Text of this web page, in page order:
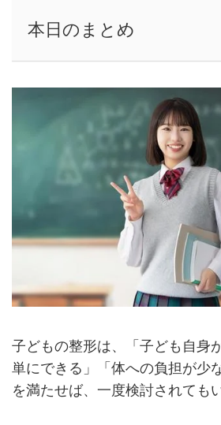
本日のまとめ
子どもの整形は、「子ども自身
単にできる」「体への負担が少
を満たせば、一度検討されても